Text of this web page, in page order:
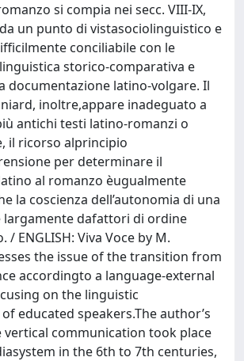
si compia nei secc. VIII-IX,
un punto di vistasociolinguistico e
conciliabile con le
storico-comparativa e
documentazione latino-volgare. Il
inoltre,appare inadeguato a
antichi testi latino-romanzi o
il ricorso alprincipio
per determinare il
al romanzo èugualmente
la coscienza dell’autonomia di una
largamente dafattori di ordine
ENGLISH: Viva Voce by M.
the issue of the transition from
accordingto a language-external
on the linguistic
educated speakers.The author’s
vertical communication took place
in the 6th to 7th centuries,